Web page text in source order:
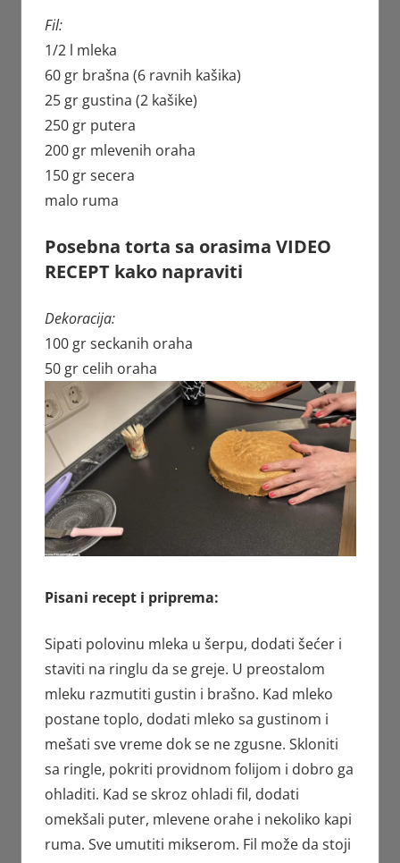
Fil:
1/2 l mleka
60 gr brašna (6 ravnih kašika)
25 gr gustina (2 kašike)
250 gr putera
200 gr mlevenih oraha
150 gr secera
malo ruma
Posebna torta sa orasima VIDEO
RECEPT kako napraviti
Dekoracija:
100 gr seckanih oraha
50 gr celih oraha
Pisani recept i priprema:
Sipati polovinu mleka u šerpu, dodati šećer i
staviti na ringlu da se greje. U preostalom
mleku razmutiti gustin i brašno. Kad mleko
postane toplo, dodati mleko sa gustinom i
mešati sve vreme dok se ne zgusne. Skloniti
sa ringle, pokriti providnom folijom i dobro ga
ohladiti. Kad se skroz ohladi fil, dodati
omekšali puter, mlevene orahe i nekoliko kapi
ruma. Sve umutiti mikserom. Fil može da stoji